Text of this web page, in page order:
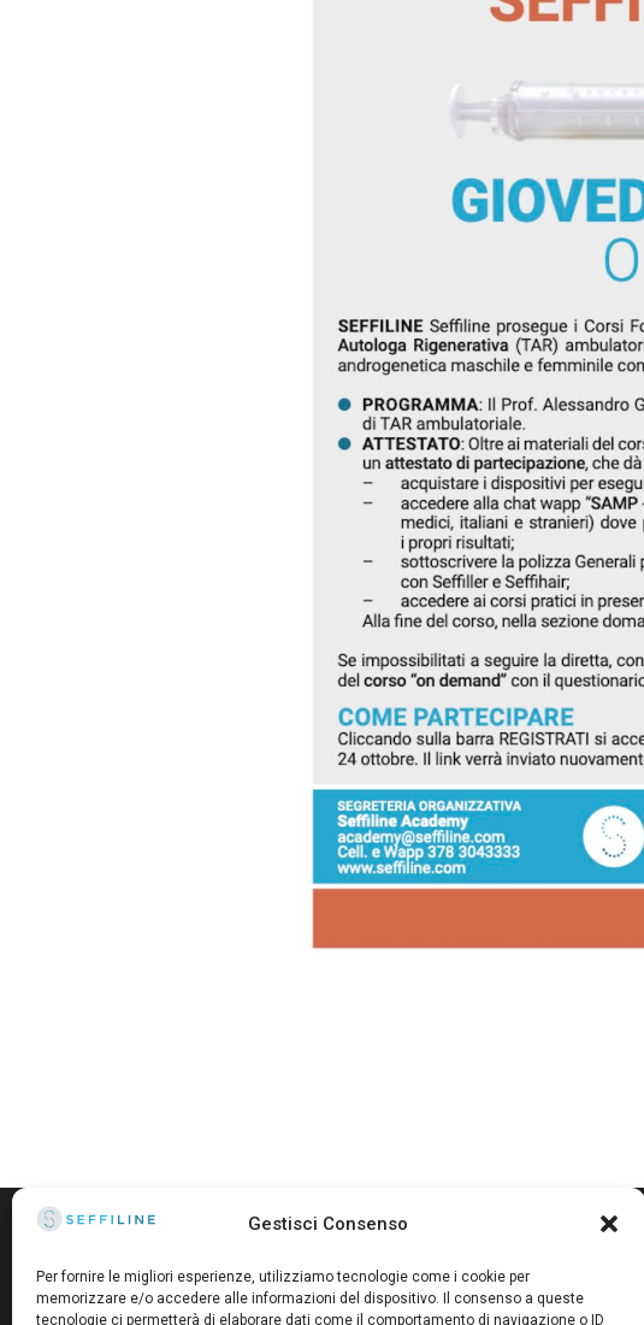
Gestisci Consenso
Per fornire le migliori esperienze, utilizziamo tecnologie come i cookie per
memorizzare e/o accedere alle informazioni del dispositivo. Il consenso a queste
tecnologie ci permetterà di elaborare dati come il comportamento di navigazione o ID